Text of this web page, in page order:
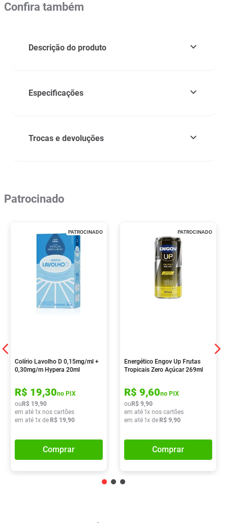
Confira também
Descrição do produto
Especificações
Trocas e devoluções
Patrocinado
PATROCINADO
Colírio Lavolho D 0,15mg/ml +
0,30mg/m Hypera 20ml
R$ 19,30no PIX
ou R$ 19,90
em até 1x nos cartões
em até 1x de R$ 19,90
Comprar
PATROCINADO
Energético Engov Up Frutas
Tropicais Zero Açúcar 269ml
R$ 9,60no PIX
ou R$ 9,90
em até 1x nos cartões
em até 1x de R$ 9,90
Comprar